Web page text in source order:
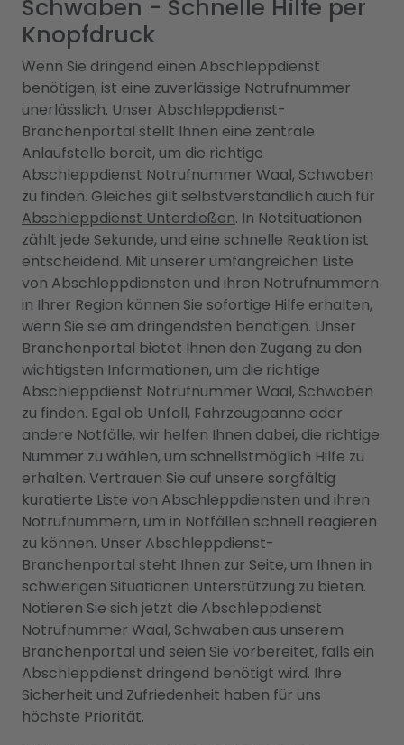
Schwaben - Schnelle Hilfe per
Knopfdruck
Wenn Sie dringend einen Abschleppdienst
benötigen, ist eine zuverlässige Notrufnummer
unerlässlich. Unser Abschleppdienst-
Branchenportal stellt Ihnen eine zentrale
Anlaufstelle bereit, um die richtige
Abschleppdienst Notrufnummer Waal, Schwaben
zu finden. Gleiches gilt selbstverständlich auch für
Abschleppdienst Unterdießen. In Notsituationen
zählt jede Sekunde, und eine schnelle Reaktion ist
entscheidend. Mit unserer umfangreichen Liste
von Abschleppdiensten und ihren Notrufnummern
in Ihrer Region können Sie sofortige Hilfe erhalten,
wenn Sie sie am dringendsten benötigen. Unser
Branchenportal bietet Ihnen den Zugang zu den
wichtigsten Informationen, um die richtige
Abschleppdienst Notrufnummer Waal, Schwaben
zu finden. Egal ob Unfall, Fahrzeugpanne oder
andere Notfälle, wir helfen Ihnen dabei, die richtige
Nummer zu wählen, um schnellstmöglich Hilfe zu
erhalten. Vertrauen Sie auf unsere sorgfältig
kuratierte Liste von Abschleppdiensten und ihren
Notrufnummern, um in Notfällen schnell reagieren
zu können. Unser Abschleppdienst-
Branchenportal steht Ihnen zur Seite, um Ihnen in
schwierigen Situationen Unterstützung zu bieten.
Notieren Sie sich jetzt die Abschleppdienst
Notrufnummer Waal, Schwaben aus unserem
Branchenportal und seien Sie vorbereitet, falls ein
Abschleppdienst dringend benötigt wird. Ihre
Sicherheit und Zufriedenheit haben für uns
höchste Priorität.